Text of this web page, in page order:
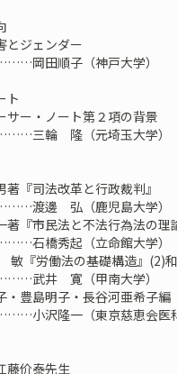
とジェンダー
岡田順子（神戸大学）
ト
サー・ノート第２項の背景
三輪 隆（元埼玉大学）
著『司法改革と行政裁判』
渡邊 弘（鹿児島大学）
著『市民法と不法行為法の理
石橋秀起（立命館大学）
敏『労働法の基礎構造』(2)
武井 寛（甲南大学）
・豊島明子・長谷河亜希子編
小沢隆一（東京慈恵会医
藤价泰先生